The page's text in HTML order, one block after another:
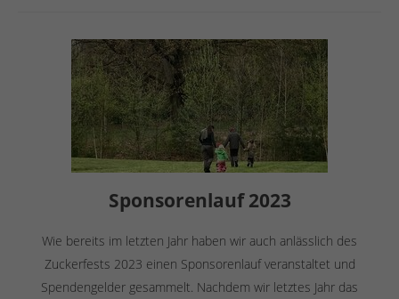
Sponsorenlauf 2023
Wie bereits im letzten Jahr haben wir auch anlässlich des
Zuckerfests 2023 einen Sponsorenlauf veranstaltet und
Spendengelder gesammelt. Nachdem wir letztes Jahr das